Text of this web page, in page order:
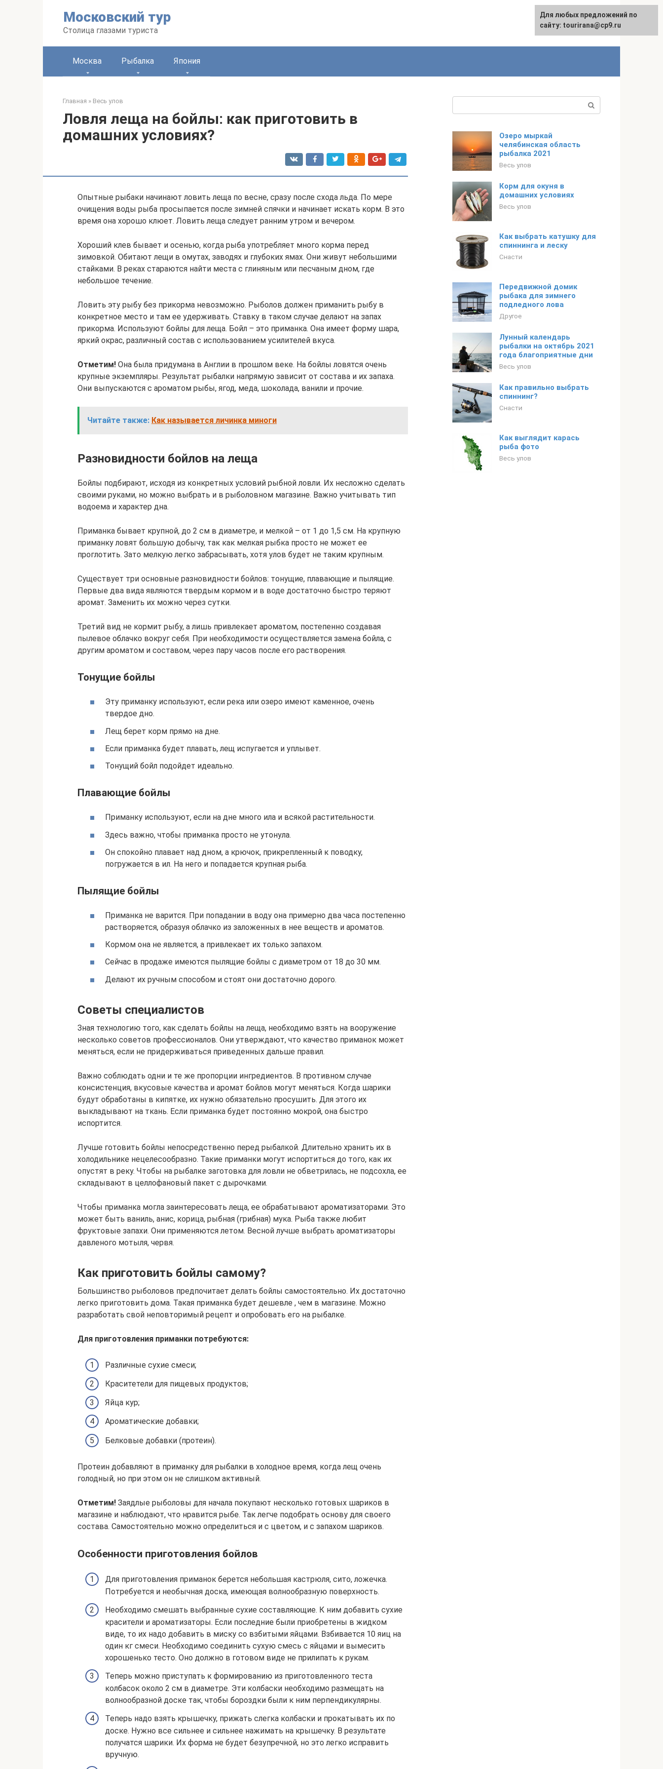
Московский тур
Столица глазами туриста
English
Москва Рыбалка Япония
Главная » Весь улов
Ловля леща на бойлы: как приготовить в
домашних условиях?
Опытные рыбаки начинают ловить леща по весне, сразу после схода льда. По мере
очищения воды рыба просыпается после зимней спячки и начинает искать корм. В это
время она хорошо клюет. Ловить леща следует ранним утром и вечером.
Хороший клев бывает и осенью, когда рыба употребляет много корма перед
зимовкой. Обитают лещи в омутах, заводях и глубоких ямах. Они живут небольшими
стайками. В реках стараются найти места с глиняным или песчаным дном, где
небольшое течение.
Ловить эту рыбу без прикорма невозможно. Рыболов должен приманить рыбу в
конкретное место и там ее удерживать. Ставку в таком случае делают на запах
прикорма. Используют бойлы для леща. Бойл – это приманка. Она имеет форму шара,
яркий окрас, различный состав с использованием усилителей вкуса.
Отметим! Она была придумана в Англии в прошлом веке. На бойлы ловятся очень
крупные экземпляры. Результат рыбалки напрямую зависит от состава и их запаха.
Они выпускаются с ароматом рыбы, ягод, меда, шоколада, ванили и прочие.
Читайте также: Как называется личинка миноги
Разновидности бойлов на леща
Бойлы подбирают, исходя из конкретных условий рыбной ловли. Их несложно сделать
своими руками, но можно выбрать и в рыболовном магазине. Важно учитывать тип
водоема и характер дна.
Приманка бывает крупной, до 2 см в диаметре, и мелкой – от 1 до 1,5 см. На крупную
приманку ловят большую добычу, так как мелкая рыбка просто не может ее
проглотить. Зато мелкую легко забрасывать, хотя улов будет не таким крупным.
Существует три основные разновидности бойлов: тонущие, плавающие и пылящие.
Первые два вида являются твердым кормом и в воде достаточно быстро теряют
аромат. Заменить их можно через сутки.
Третий вид не кормит рыбу, а лишь привлекает ароматом, постепенно создавая
пылевое облачко вокруг себя. При необходимости осуществляется замена бойла, с
другим ароматом и составом, через пару часов после его растворения.
Тонущие бойлы
Эту приманку используют, если река или озеро имеют каменное, очень
твердое дно.
Лещ берет корм прямо на дне.
Если приманка будет плавать, лещ испугается и уплывет.
Тонущий бойл подойдет идеально.
Плавающие бойлы
Приманку используют, если на дне много ила и всякой растительности.
Здесь важно, чтобы приманка просто не утонула.
Он спокойно плавает над дном, а крючок, прикрепленный к поводку,
погружается в ил. На него и попадается крупная рыба.
Пылящие бойлы
Приманка не варится. При попадании в воду она примерно два часа постепенно
растворяется, образуя облачко из заложенных в нее веществ и ароматов.
Кормом она не является, а привлекает их только запахом.
Сейчас в продаже имеются пылящие бойлы с диаметром от 18 до 30 мм.
Делают их ручным способом и стоят они достаточно дорого.
Советы специалистов
Зная технологию того, как сделать бойлы на леща, необходимо взять на вооружение
несколько советов профессионалов. Они утверждают, что качество приманок может
меняться, если не придерживаться приведенных дальше правил.
Важно соблюдать одни и те же пропорции ингредиентов. В противном случае
консистенция, вкусовые качества и аромат бойлов могут меняться. Когда шарики
будут обработаны в кипятке, их нужно обязательно просушить. Для этого их
выкладывают на ткань. Если приманка будет постоянно мокрой, она быстро
испортится.
Лучше готовить бойлы непосредственно перед рыбалкой. Длительно хранить их в
холодильнике нецелесообразно. Такие приманки могут испортиться до того, как их
опустят в реку. Чтобы на рыбалке заготовка для ловли не обветрилась, не подсохла, ее
складывают в целлофановый пакет с дырочками.
Чтобы приманка могла заинтересовать леща, ее обрабатывают ароматизаторами. Это
может быть ваниль, анис, корица, рыбная (грибная) мука. Рыба также любит
фруктовые запахи. Они применяются летом. Весной лучше выбрать ароматизаторы
давленого мотыля, червя.
Как приготовить бойлы самому?
Большинство рыболовов предпочитает делать бойлы самостоятельно. Их достаточно
легко приготовить дома. Такая приманка будет дешевле , чем в магазине. Можно
разработать свой неповторимый рецепт и опробовать его на рыбалке.
Для приготовления приманки потребуются:
Различные сухие смеси;
Краситетели для пищевых продуктов;
Яйца кур;
Ароматические добавки;
Белковые добавки (протеин).
Протеин добавляют в приманку для рыбалки в холодное время, когда лещ очень
голодный, но при этом он не слишком активный.
Отметим! Заядлые рыболовы для начала покупают несколько готовых шариков в
магазине и наблюдают, что нравится рыбе. Так легче подобрать основу для своего
состава. Самостоятельно можно определиться и с цветом, и с запахом шариков.
Особенности приготовления бойлов
Для приготовления приманок берется небольшая кастрюля, сито, ложечка.
Потребуется и необычная доска, имеющая волнообразную поверхность.
Необходимо смешать выбранные сухие составляющие. К ним добавить сухие
красители и ароматизаторы. Если последние были приобретены в жидком
виде, то их надо добавить в миску со взбитыми яйцами. Взбивается 10 яиц на
один кг смеси. Необходимо соединить сухую смесь с яйцами и вымесить
хорошенько тесто. Оно должно в готовом виде не прилипать к рукам.
Теперь можно приступать к формированию из приготовленного теста
колбасок около 2 см в диаметре. Эти колбаски необходимо размещать на
волнообразной доске так, чтобы бороздки были к ним перпендикулярны.
Теперь надо взять крышечку, прижать слегка колбаски и прокатывать их по
доске. Нужно все сильнее и сильнее нажимать на крышечку. В результате
получатся шарики. Их форма не будет безупречной, но это легко исправить
вручную.
Озеро мыркай
челябинская область
рыбалка 2021
Весь улов
Корм для окуня в
домашних условиях
Весь улов
Как выбрать катушку для
спиннинга и леску
Снасти
Передвижной домик
рыбака для зимнего
подледного лова
Другое
Лунный календарь
рыбалки на октябрь 2021
года благоприятные дни
Весь улов
Как правильно выбрать
спиннинг?
Снасти
Как выглядит карась
рыба фото
Весь улов
Для любых предложений по
сайту: tourirana@cp9.ru